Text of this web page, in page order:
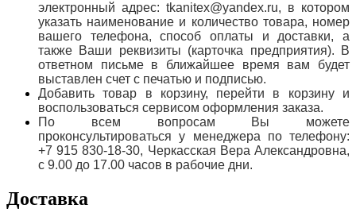
электронный адрес: tkanitex@yandex.ru, в котором
указать наименование и количество товара, номер
вашего телефона, способ оплаты и доставки, а
также Ваши реквизиты (карточка предприятия). В
ответном письме в ближайшее время вам будет
выставлен счет с печатью и подписью.
Добавить товар в корзину, перейти в корзину и
воспользоваться сервисом оформления заказа.
По всем вопросам Вы можете
проконсультироваться у менеджера по телефону:
+7 915 830-18-30, Черкасская Вера Александровна,
с 9.00 до 17.00 часов в рабочие дни.
Доставка